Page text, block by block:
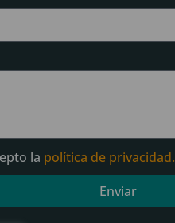
la política de privacidad.
Enviar